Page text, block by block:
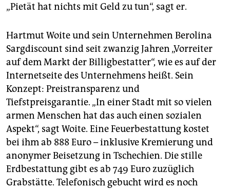
„Pietät hat nichts mit Geld zu tun“, sagt er.
Hartmut Woite und sein Unternehmen Berolina
Sargdiscount sind seit zwanzig Jahren „Vorreiter
auf dem Markt der Billigbestatter“, wie es auf der
Internetseite des Unternehmens heißt. Sein
Konzept: Preistransparenz und
Tiefstpreisgarantie. „In einer Stadt mit so vielen
armen Menschen hat das auch einen sozialen
Aspekt“, sagt Woite. Eine Feuerbestattung kostet
bei ihm ab 888 Euro – inklusive Kremierung und
anonymer Beisetzung in Tschechien. Die stille
Erdbestattung gibt es ab 749 Euro zuzüglich
Grabstätte. Telefonisch gebucht wird es noch